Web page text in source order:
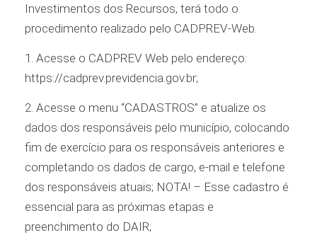
Investimentos dos Recursos, terá todo o
procedimento realizado pelo CADPREV-Web.
1. Acesse o CADPREV Web pelo endereço:
https://cadprev.previdencia.gov.br;
2. Acesse o menu “CADASTROS” e atualize os
dados dos responsáveis pelo município, colocando
fim de exercício para os responsáveis anteriores e
completando os dados de cargo, e-mail e telefone
dos responsáveis atuais; NOTA! – Esse cadastro é
essencial para as próximas etapas e
preenchimento do DAIR;